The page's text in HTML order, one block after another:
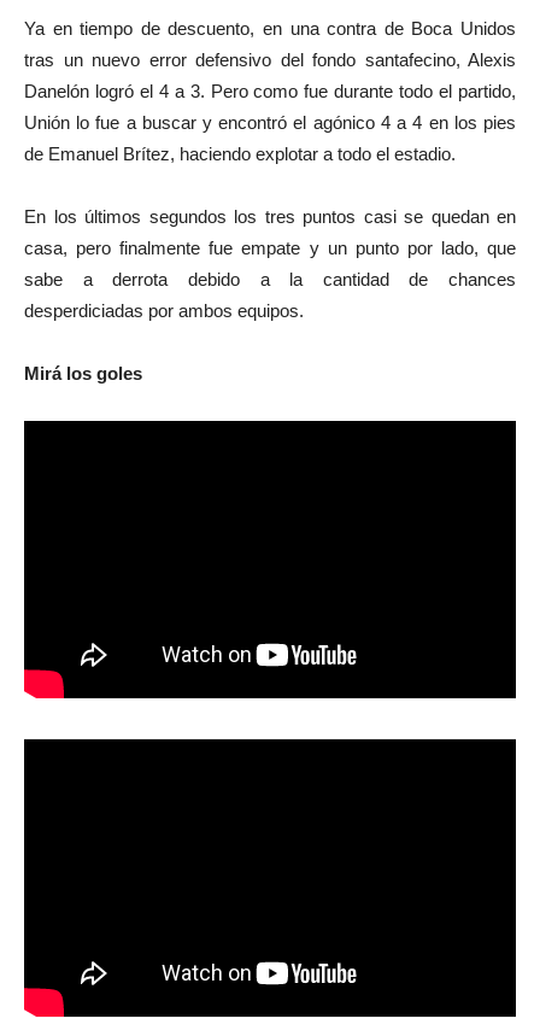
Ya en tiempo de descuento, en una contra de Boca Unidos
tras un nuevo error defensivo del fondo santafecino, Alexis
Danelón logró el 4 a 3. Pero como fue durante todo el partido,
Unión lo fue a buscar y encontró el agónico 4 a 4 en los pies
de Emanuel Brítez, haciendo explotar a todo el estadio.
En los últimos segundos los tres puntos casi se quedan en
casa, pero finalmente fue empate y un punto por lado, que
sabe a derrota debido a la cantidad de chances
desperdiciadas por ambos equipos.
Mirá los goles